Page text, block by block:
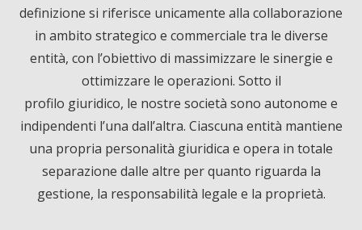
b
o
o
k
e
d
I
n
u
b
e
definizione si riferisce unicamente alla collaborazione
in ambito strategico e commerciale tra le diverse
entità, con l’obiettivo di massimizzare le sinergie e
ottimizzare le operazioni. Sotto il
profilo giuridico, le nostre società sono autonome e
indipendenti l’una dall’altra. Ciascuna entità mantiene
una propria personalità giuridica e opera in totale
separazione dalle altre per quanto riguarda la
gestione, la responsabilità legale e la proprietà.